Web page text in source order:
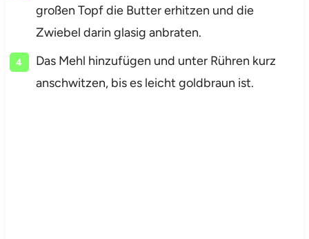
großen Topf die Butter erhitzen und die
Zwiebel darin glasig anbraten.
Das Mehl hinzufügen und unter Rühren kurz
anschwitzen, bis es leicht goldbraun ist.